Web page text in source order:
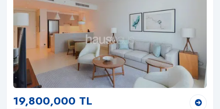
19,800,000 TL